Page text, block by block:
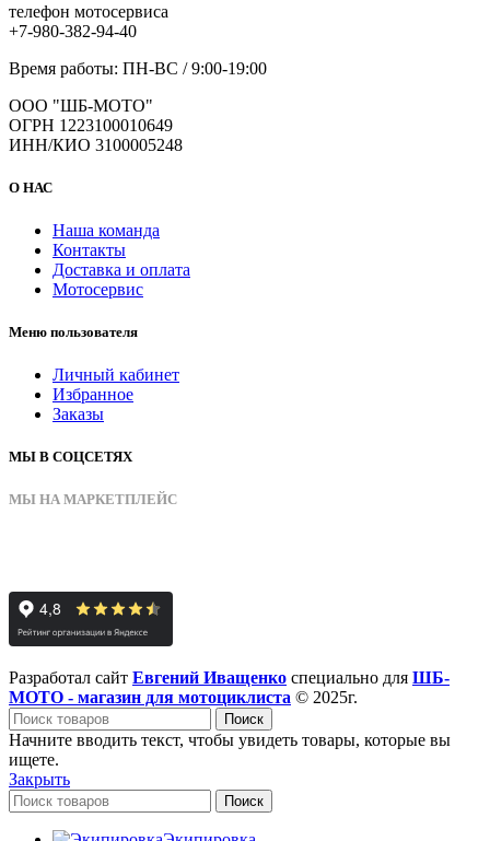
телефон мотосервиса
+7-980-382-94-40
Время работы: ПН-ВС / 9:00-19:00
ООО "ШБ-МОТО"
ОГРН 1223100010649
ИНН/КИО 3100005248
О НАС
Наша команда
Контакты
Доставка и оплата
Мотосервис
Меню пользователя
Личный кабинет
Избранное
Заказы
МЫ В СОЦСЕТЯХ
МЫ НА МАРКЕТПЛЕЙС
Разработал сайт Евгений Иващенко специально для ШБ-
МОТО - магазин для мотоциклиста © 2025г.
Поиск
Начните вводить текст, чтобы увидеть товары, которые вы
ищете.
Закрыть
Поиск